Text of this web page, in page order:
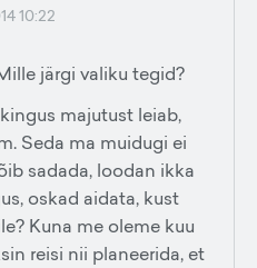
10:22
järgi valiku tegid?
majutust leiab,
Seda ma muidugi ei
sadada, loodan ikka
oskad aidata, kust
Kuna me oleme kuu
reisi nii planeerida, et